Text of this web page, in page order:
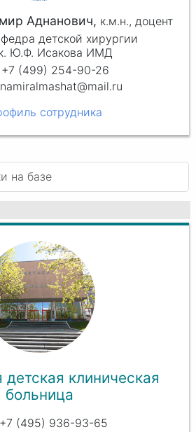
Аднанович, к.м.н., доцент
детской хирургии
Ю.Ф. Исакова ИМД
+7 (499) 254-90-26
namiralmashat@mail.ru
сотрудника
на базе
детская клиническая
больница
+7 (495) 936-93-65